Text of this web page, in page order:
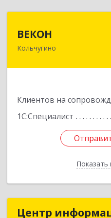
ВЕКОН
Кольчугино
Клиентов на
1С:Специалист
Показать
601785, Владимирская
Центр Центр